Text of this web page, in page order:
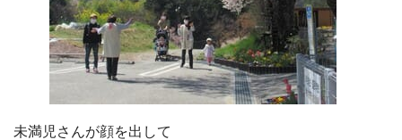
未満児さんが顔を出して